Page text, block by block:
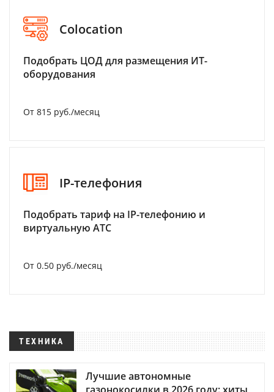
Colocation
Подобрать ЦОД для размещения ИТ-
оборудования
От 815 руб./месяц
IP-телефония
Подобрать тариф на IP-телефонию и
виртуальную АТС
От 0.50 руб./месяц
ТЕХНИКА
Лучшие автономные